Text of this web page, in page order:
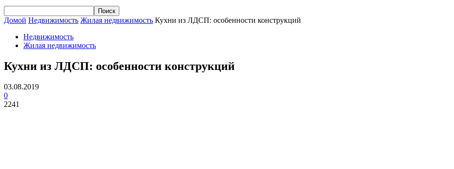
Домой Недвижимость Жилая недвижимость Кухни из ЛДСП: особенности конструкций
Недвижимость
Жилая недвижимость
Кухни из ЛДСП: особенности конструкций
03.08.2019
0
2241